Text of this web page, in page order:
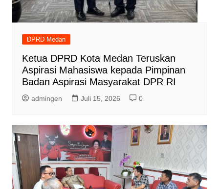
DPRD Medan
Ketua DPRD Kota Medan Teruskan
Aspirasi Mahasiswa kepada Pimpinan
Badan Aspirasi Masyarakat DPR RI
admingen Juli 15, 2026 0